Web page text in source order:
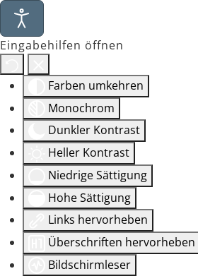
Eingabehilfen öffnen
Farben umkehren
Monochrom
Dunkler Kontrast
Heller Kontrast
Niedrige Sättigung
Hohe Sättigung
Links hervorheben
Überschriften hervorheben
Bildschirmleser